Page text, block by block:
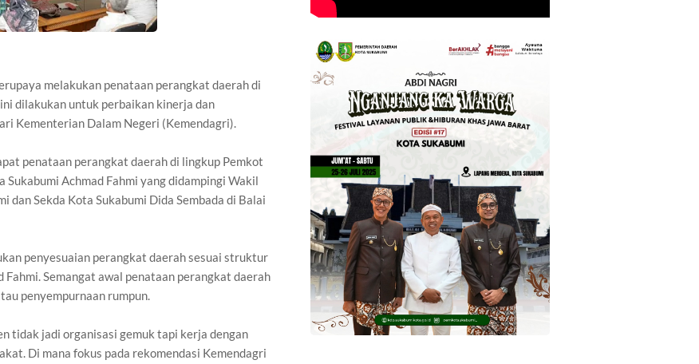
melakukan penataan perangkat daerah di
dilakukan untuk perbaikan kinerja dan
Kementerian Dalam Negeri (Kemendagri).
penataan perangkat daerah di lingkup Pemkot
Achmad Fahmi yang didampingi Wakil
dan Sekda Kota Sukabumi Dida Sembada di Balai
penyesuaian perangkat daerah sesuai struktur
Fahmi. Semangat awal penataan perangkat daerah
penyempurnaan rumpun.
tidak jadi organisasi gemuk tapi kerja dengan
Di mana fokus pada rekomendasi Kemendagri